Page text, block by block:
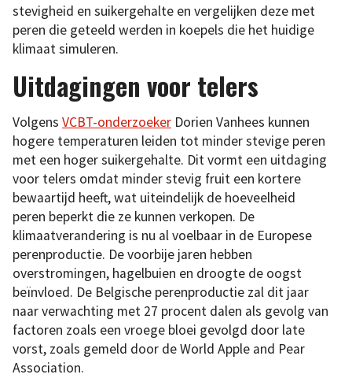
stevigheid en suikergehalte en vergelijken deze met
peren die geteeld werden in koepels die het huidige
klimaat simuleren.
Uitdagingen voor telers
Volgens VCBT-onderzoeker Dorien Vanhees kunnen
hogere temperaturen leiden tot minder stevige peren
met een hoger suikergehalte. Dit vormt een uitdaging
voor telers omdat minder stevig fruit een kortere
bewaartijd heeft, wat uiteindelijk de hoeveelheid
peren beperkt die ze kunnen verkopen. De
klimaatverandering is nu al voelbaar in de Europese
perenproductie. De voorbije jaren hebben
overstromingen, hagelbuien en droogte de oogst
beïnvloed. De Belgische perenproductie zal dit jaar
naar verwachting met 27 procent dalen als gevolg van
factoren zoals een vroege bloei gevolgd door late
vorst, zoals gemeld door de World Apple and Pear
Association.